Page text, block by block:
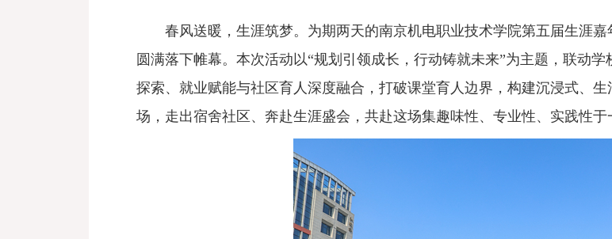
春风送暖，生涯筑梦。为期两天的南京机电职业技术学院第五届生涯
圆满落下帷幕。本次活动以“规划引领成长，行动铸就未来”为主题，联动
探索、就业赋能与社区育人深度融合，打破课堂育人边界，构建沉浸式、
场，走出宿舍社区、奔赴生涯盛会，共赴这场集趣味性、专业性、实践性于